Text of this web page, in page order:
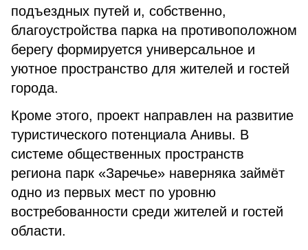
подъездных путей и, собственно,
благоустройства парка на противоположном
берегу формируется универсальное и
уютное пространство для жителей и гостей
города.
Кроме этого, проект направлен на развитие
туристического потенциала Анивы. В
системе общественных пространств
региона парк «Заречье» наверняка займёт
одно из первых мест по уровню
востребованности среди жителей и гостей
области.